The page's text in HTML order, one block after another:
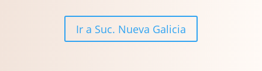
Ir a Suc. Nueva Galicia